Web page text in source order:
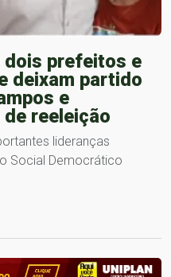
dois prefeitos e
deixam partido
e
reeleição
lideranças
Social Democrático